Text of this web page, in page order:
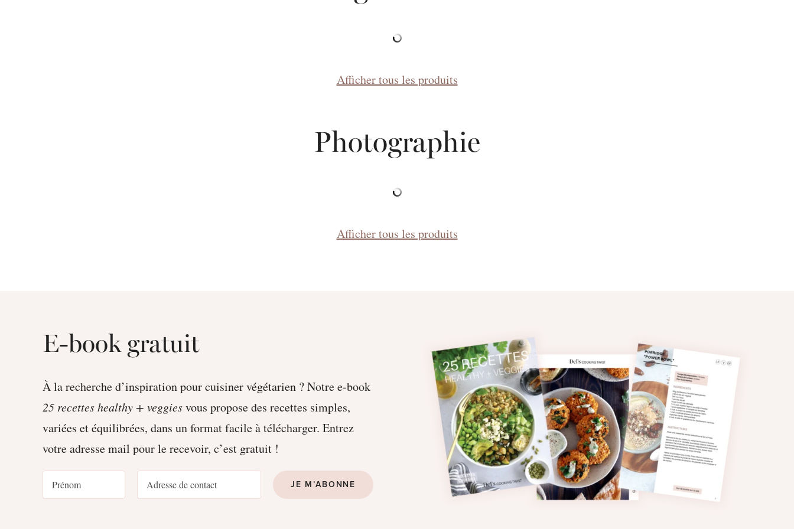
Afficher tous les produits
Photographie
Afficher tous les produits
E-book gratuit
À la recherche d’inspiration pour cuisiner végétarien ? Notre e-book
25 recettes healthy + veggiesvous propose des recettes simples,
variées et équilibrées, dans un format facile à télécharger. Entrez
votre adresse mail pour le recevoir, c’est gratuit !
JE M’ABONNE